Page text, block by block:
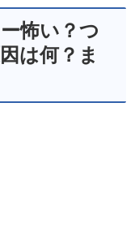
怖い？つ
は何？ま